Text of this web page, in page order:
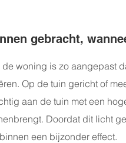
gebracht,
woning is zo aangepast
Op de tuin gericht of
aan de tuin met een
Doordat dit licht
een bijzonder effect.